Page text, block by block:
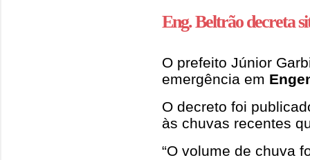
Eng. Beltrão decreta
O prefeito Júnior
emergência em
O decreto foi
às chuvas recentes
“O volume de chuva